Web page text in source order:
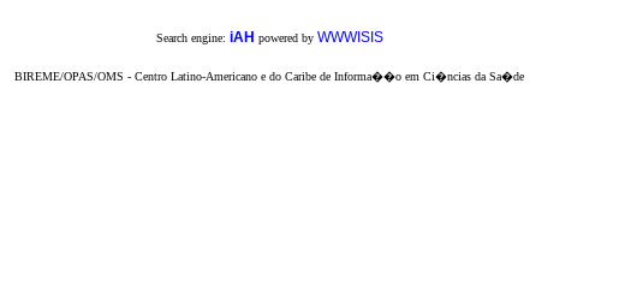
Search engine: iAH powered by WWWISIS
BIREME/OPAS/OMS - Centro Latino-Americano e do Caribe de Informa��o em Ci�ncias da Sa�de